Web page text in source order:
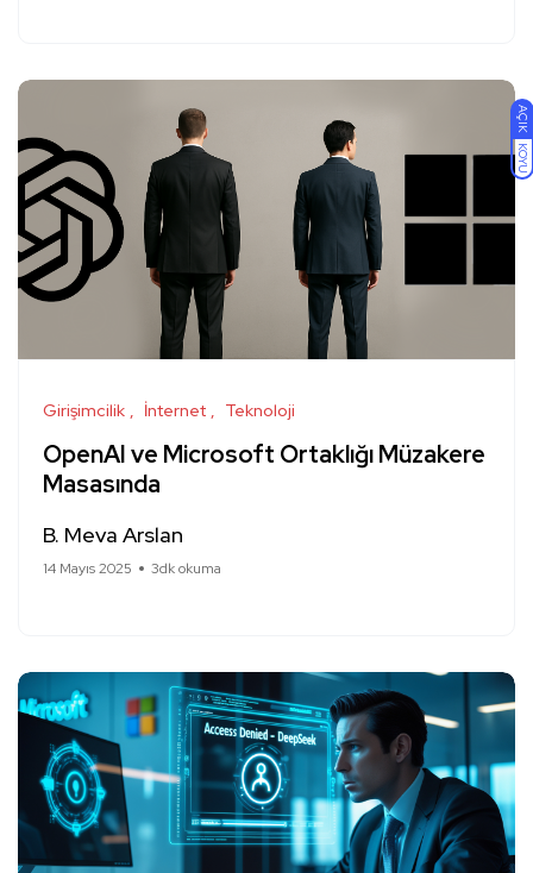
AÇIK
KOYU
Girişimcilik İnternet Teknoloji
OpenAI ve Microsoft Ortaklığı Müzakere
Masasında
B. Meva Arslan
14 Mayıs 2025 3dk okuma